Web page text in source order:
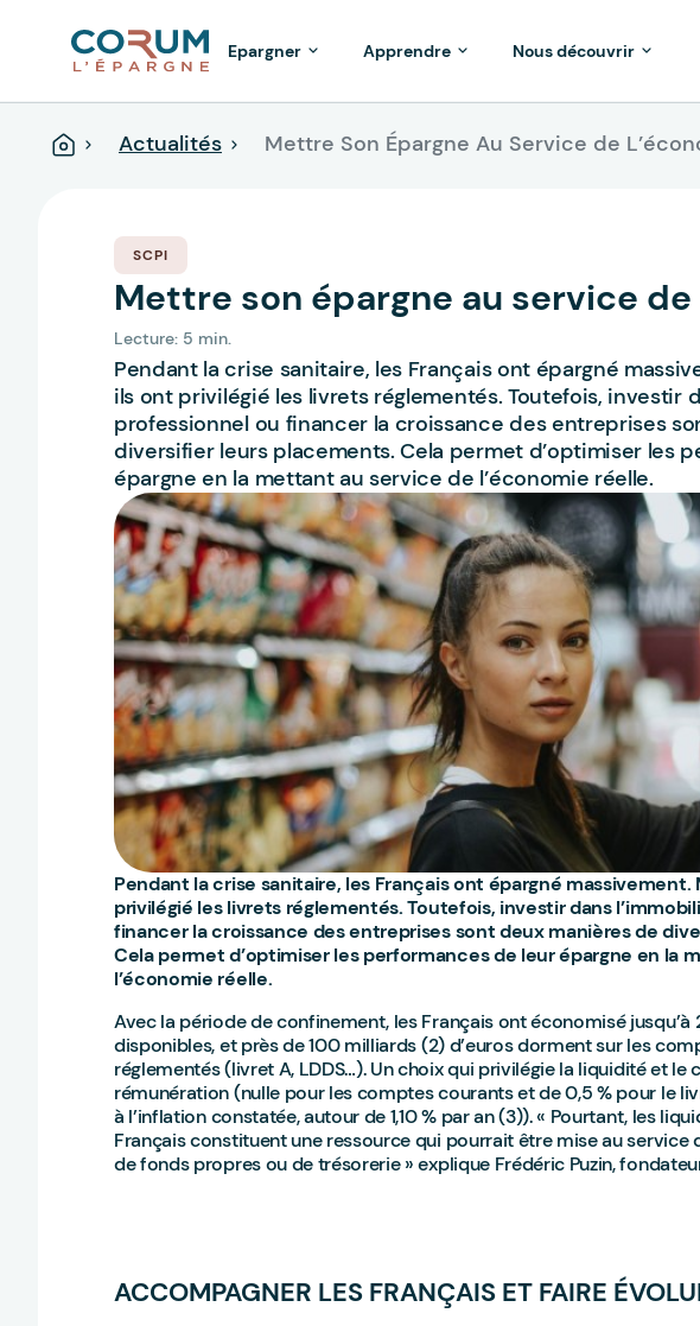
AccueilActualités Mettre Son Épargne Au Service de
Epargner Apprendre Nous découvrir
SCPI
Mettre son épargne au service de
Lecture: 5 min.
Pendant la crise sanitaire, les Français ont épargné
ils ont privilégié les livrets réglementés. Toutefois, investir
professionnel ou financer la croissance des entreprises
diversifier leurs placements. Cela permet d’optimiser les
épargne en la mettant au service de l’économie réelle.
Pendant la crise sanitaire, les Français ont épargné massivement.
privilégié les livrets réglementés. Toutefois, investir dans
financer la croissance des entreprises sont deux manières de
Cela permet d’optimiser les performances de leur épargne en la
l’économie réelle.
Avec la période de confinement, les Français ont économisé jusqu’à
disponibles, et près de 100 milliards (2) d’euros dorment sur les
réglementés (livret A, LDDS…). Un choix qui privilégie la liquidité et le
rémunération (nulle pour les comptes courants et de 0,5 % pour le
à l’inflation constatée, autour de 1,10 % par an (3)). « Pourtant, les
Français constituent une ressource qui pourrait être mise au service
de fonds propres ou de trésorerie » explique Frédéric Puzin,
ACCOMPAGNER LES FRANÇAIS ET FAIRE